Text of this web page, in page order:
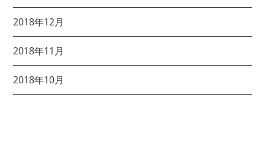
2018年12月
2018年11月
2018年10月